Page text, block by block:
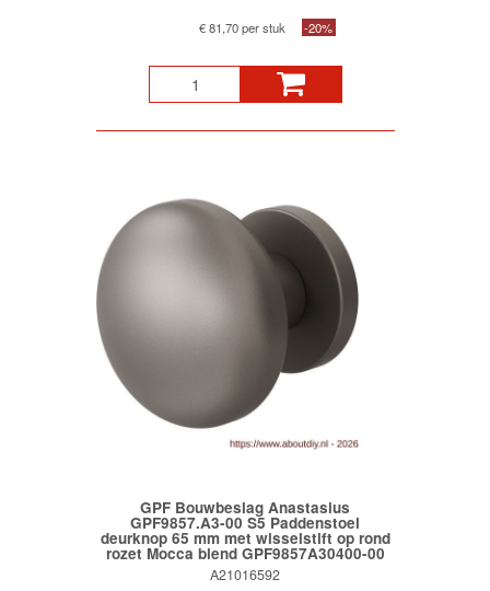
€ 81,70 per stuk -20%
GPF Bouwbeslag Anastasius
GPF9857.A3-00 S5 Paddenstoel
deurknop 65 mm met wisselstift op rond
rozet Mocca blend GPF9857A30400-00
A21016592